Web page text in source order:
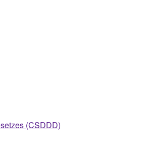
(CSDDD)